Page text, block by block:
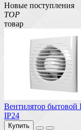
Новые поступления
TOP
товар
Вентилятор
IP24
Купить